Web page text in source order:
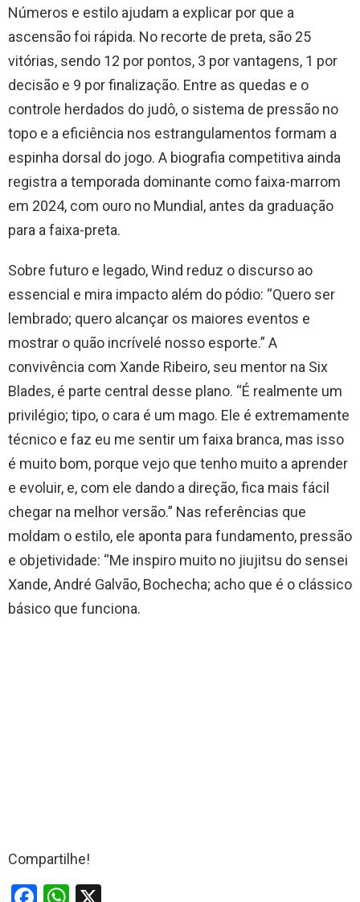
Números e estilo ajudam a explicar por que a
ascensão foi rápida. No recorte de preta, são 25
vitórias, sendo 12 por pontos, 3 por vantagens, 1 por
decisão e 9 por finalização. Entre as quedas e o
controle herdados do judô, o sistema de pressão no
topo e a eficiência nos estrangulamentos formam a
espinha dorsal do jogo. A biografia competitiva ainda
registra a temporada dominante como faixa-marrom
em 2024, com ouro no Mundial, antes da graduação
para a faixa-preta.
Sobre futuro e legado, Wind reduz o discurso ao
essencial e mira impacto além do pódio: “Quero ser
lembrado; quero alcançar os maiores eventos e
mostrar o quão incrívelé nosso esporte.” A
convivência com Xande Ribeiro, seu mentor na Six
Blades, é parte central desse plano. “É realmente um
privilégio; tipo, o cara é um mago. Ele é extremamente
técnico e faz eu me sentir um faixa branca, mas isso
é muito bom, porque vejo que tenho muito a aprender
e evoluir, e, com ele dando a direção, fica mais fácil
chegar na melhor versão.” Nas referências que
moldam o estilo, ele aponta para fundamento, pressão
e objetividade: “Me inspiro muito no jiujitsu do sensei
Xande, André Galvão, Bochecha; acho que é o clássico
básico que funciona.
Compartilhe!